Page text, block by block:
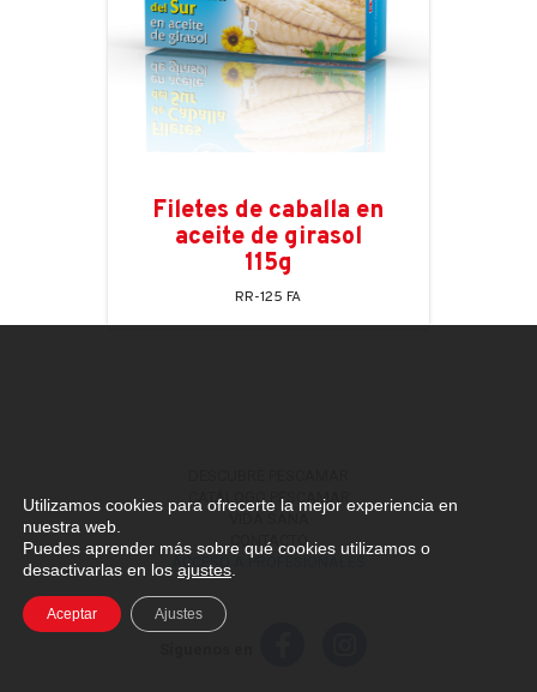
Filetes de caballa en
aceite de girasol
115g
RR-125 FA
CATÁLOGO PESCAMAR
CONTACTO
ACCESO A PROFESIONALES
Utilizamos cookies para ofrecerte la mejor experiencia en
nuestra web.
Puedes aprender más sobre qué cookies utilizamos o
desactivarlas en los ajustes
Aceptar Ajustes